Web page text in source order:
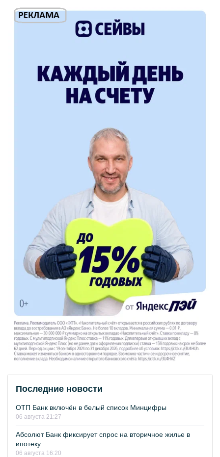
Последние новости
ОТП Банк включён в белый список Минцифры
06 августа 21:27
Абсолют Банк фиксирует спрос на вторичное жилье в
ипотеку
06 августа 16:20